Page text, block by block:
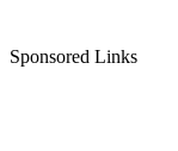
Sponsored Links